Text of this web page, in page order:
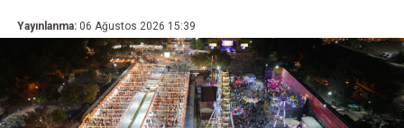
Yayınlanma: 06 Ağustos 2026 15:39